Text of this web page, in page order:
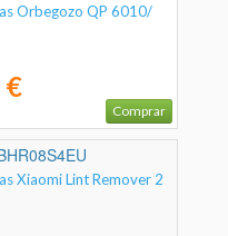
Orbegozo QP 6010/
€
Comprar
Xiaomi Lint Remover 2